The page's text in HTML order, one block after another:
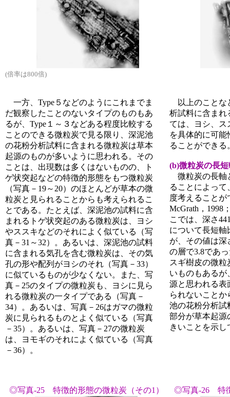
(倍率は800倍)
一方、Type５などのようにこれまでま
だ観察したことのないタイプのものもあ
るが、Type１～３などある程度比較する
ことのできる微粒炭で見る限り、深泥池
の花粉分析試料に含まれる微粒炭は草本
起源のものが多いように思われる。その
ことは、出現数は多くはないものの、ト
ゲ状突起などの特徴的形態をもつ微粒炭
（写真－19～20）のほとんどが草本の微
粒炭と見られることからも考えられるこ
とである。たとえば、深泥池の試料に含
まれるトゲ状突起のある微粒炭は、ヨシ
やススキなどのそれによく似ている（写
真－31～32）。あるいは、深泥池の試料
に含まれる気孔を含む微粒炭は、その気
孔の形や配列がヨシのそれ（写真－33）
に似ているものが少なくない。また、写
真－25のタイプの微粒炭も、ヨシに見ら
れる微粒炭の一タイプである（写真－
34）。あるいは、写真－26はガマの微粒
炭に見られるものとよく似ている（写真
－35）。あるいは、写真－27の微粒炭
は、ヨモギのそれによく似ている（写真
－36）。
以上のことな
析試料に含まれ
ては、ヨシ、ス
を具体的に可
ることができる
(b)微粒炭の長
微粒炭の長軸
ることによっ
度考えることが
McGrath，1998
こでは、深さ
について長短軸
が、その値は深
の層で3.8であ
スギ樹皮の微
いものもあるが
源と思われる表
られないこと
池の花粉分析試
部分が草本起源
きいことを示し
◎写真-25 特徴的形態の微粒炭（その1） ◎写真-26 特